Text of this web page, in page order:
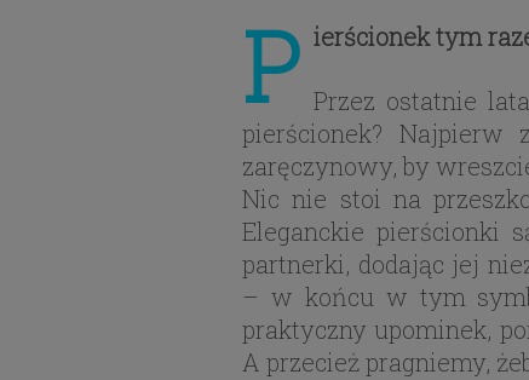
P ierścionek tym
Przez ostatnie
pierścionek? Najpierw
zaręczynowy, by
Nic nie stoi na
Eleganckie pierścionki
partnerki, dodając jej
– w końcu w tym
praktyczny upominek,
A przecież pragniemy,